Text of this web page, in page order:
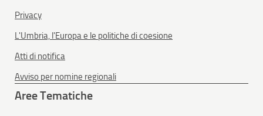
Privacy
L'Umbria, l'Europa e le politiche di coesione
Atti di notifica
Avviso per nomine regionali
Aree Tematiche